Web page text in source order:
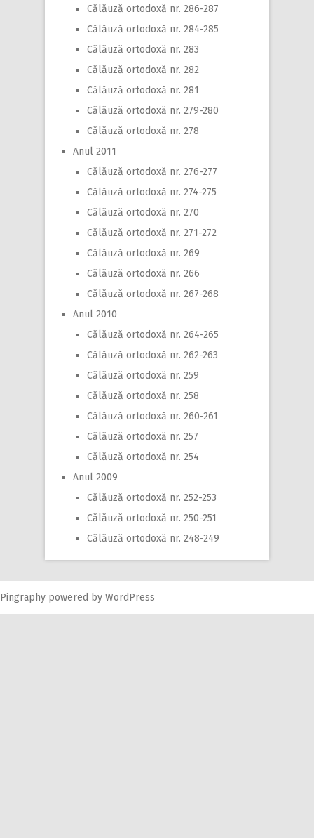
Călăuză ortodoxă nr. 286-287
Călăuză ortodoxă nr. 284-285
Călăuză ortodoxă nr. 283
Călăuză ortodoxă nr. 282
Călăuză ortodoxă nr. 281
Călăuză ortodoxă nr. 279-280
Călăuză ortodoxă nr. 278
Anul 2011
Călăuză ortodoxă nr. 276-277
Călăuză ortodoxă nr. 274-275
Călăuză ortodoxă nr. 270
Călăuză ortodoxă nr. 271-272
Călăuză ortodoxă nr. 269
Călăuză ortodoxă nr. 266
Călăuză ortodoxă nr. 267-268
Anul 2010
Călăuză ortodoxă nr. 264-265
Călăuză ortodoxă nr. 262-263
Călăuză ortodoxă nr. 259
Călăuză ortodoxă nr. 258
Călăuză ortodoxă nr. 260-261
Călăuză ortodoxă nr. 257
Călăuză ortodoxă nr. 254
Anul 2009
Călăuză ortodoxă nr. 252-253
Călăuză ortodoxă nr. 250-251
Călăuză ortodoxă nr. 248-249
Pingraphy powered by WordPress